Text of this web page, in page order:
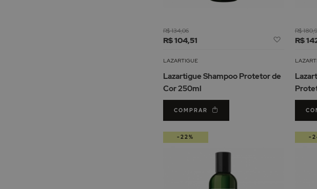
R$ 104,51
R$ 134,06
Adicionar
Lista
Desejos
LAZARTIGUE
Lazartigue Shampoo Protetor de
Cor 250ml
COMPRAR
R$
R$
-22% -